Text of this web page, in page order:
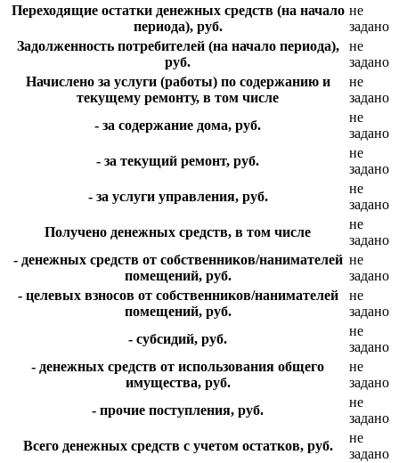
Переходящие остатки денежных средств (на начало
периода), руб.
не
задано
Задолженность потребителей (на начало периода),
руб.
не
задано
Начислено за услуги (работы) по содержанию и
текущему ремонту, в том числе
не
задано
- за содержание дома, руб.
не
задано
- за текущий ремонт, руб.
не
задано
- за услуги управления, руб.
не
задано
Получено денежных средств, в том числе
не
задано
- денежных средств от собственников/нанимателей
помещений, руб.
не
задано
- целевых взносов от собственников/нанимателей
помещений, руб.
не
задано
- субсидий, руб.
не
задано
- денежных средств от использования общего
имущества, руб.
не
задано
- прочие поступления, руб.
не
задано
Всего денежных средств с учетом остатков, руб.
не
задано